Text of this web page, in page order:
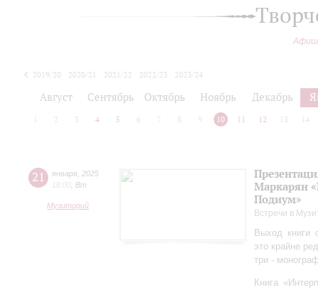
2019/20 2020/21 2021/22 2022/23
2023/24
Август Сентябрь Октябрь Ноябрь Декабрь
2 3 4 5 6 7 8 9 10 11 12 13 14
21 января 2025
18:00 Вт
Музиторий
Маркарян
Подиум»
Встречи в
Выход книги
это крайне
три -
Книга